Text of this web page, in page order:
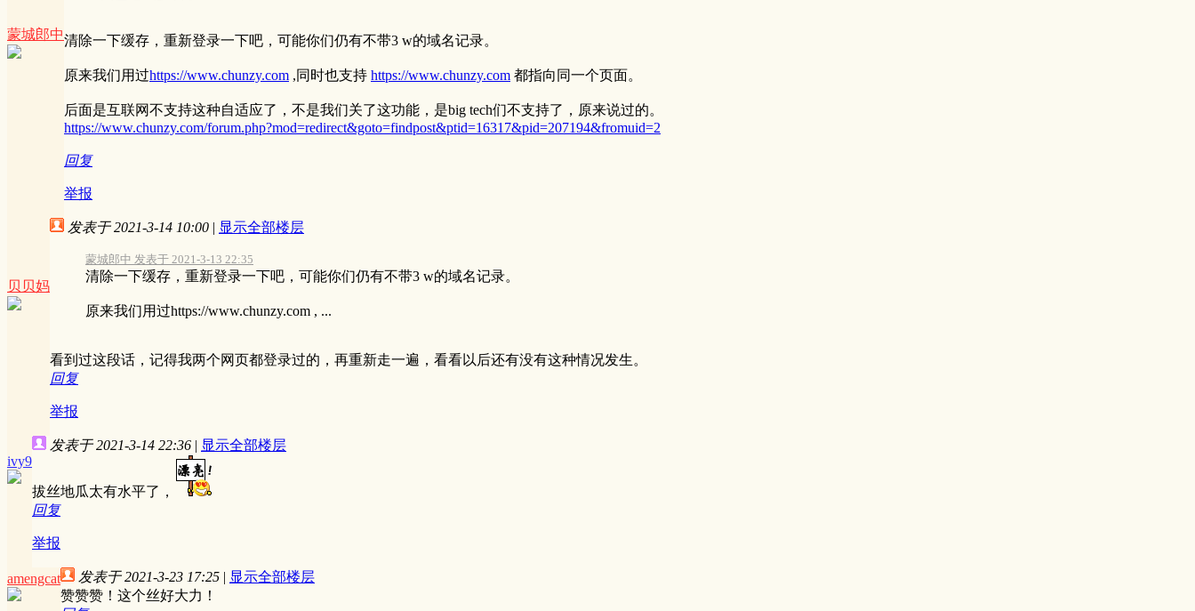
蒙城郎中清除一下缓存，重新登录一下吧，可能你们仍有不带3 w的域名记录。
原来我们用过https://www.chunzy.com ,同时也支持 https://www.chunzy.com 都指向同一个页面。
后面是互联网不支持这种自适应了，不是我们关了这功能，是big tech们不支持了，原来说过的。
https://www.chunzy.com/forum.php?mod=redirect&goto=findpost&ptid=16317&pid=207194&fromuid=2
回复
举报
贝贝妈
发表于 2021-3-14 10:00 | 显示全部楼层
蒙城郎中 发表于 2021-3-13 22:35
清除一下缓存，重新登录一下吧，可能你们仍有不带3 w的域名记录。
原来我们用过https://www.chunzy.com , ...
看到过这段话，记得我两个网页都登录过的，再重新走一遍，看看以后还有没有这种情况发生。
回复
举报
ivy9
发表于 2021-3-14 22:36 | 显示全部楼层
拔丝地瓜太有水平了，
回复
举报
amengcat 发表于 2021-3-23 17:25 | 显示全部楼层
赞赞赞！这个丝好大力！